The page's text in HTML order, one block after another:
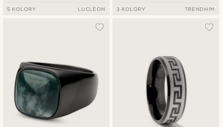
5 KOLORY LUCLEON 3 KOLORY TRENDHIM